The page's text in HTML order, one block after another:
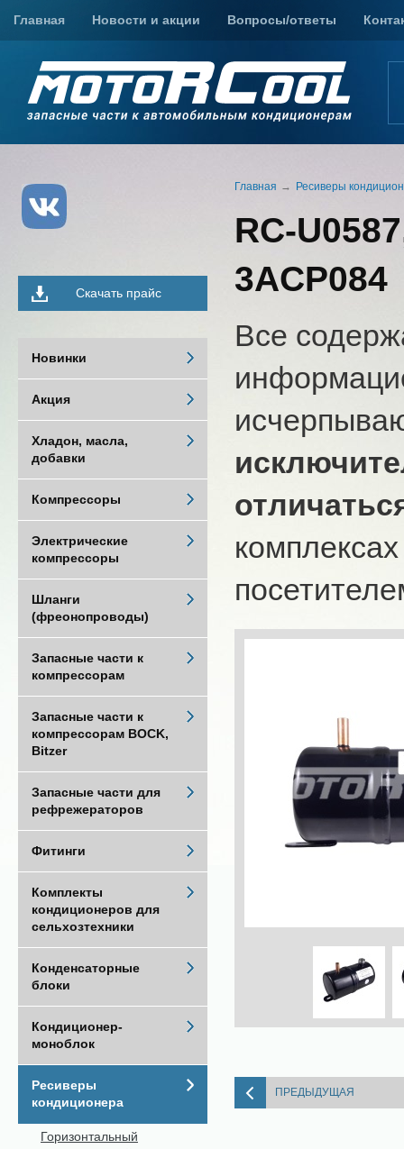
Главная Новости и акции Вопросы/ответы
Главная Ресиверы
RC-
3ACP084
Все
ПРЕДЫДУЩАЯ
Скачать прайс
Новинки
Акция
Хладон, масла,
добавки
Компрессоры
Электрические
компрессоры
Шланги
(фреонопроводы)
Запасные части к
компрессорам
Запасные части к
компрессорам BOCK,
Bitzer
Запасные части для
рефрежераторов
Фитинги
Комплекты
кондиционеров для
сельхозтехники
Конденсаторные
блоки
Кондиционер-
моноблок
Ресиверы
кондиционера
Горизонтальный